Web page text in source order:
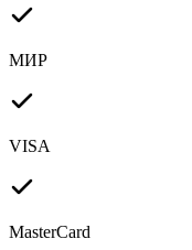
МИР
VISA
MasterCard